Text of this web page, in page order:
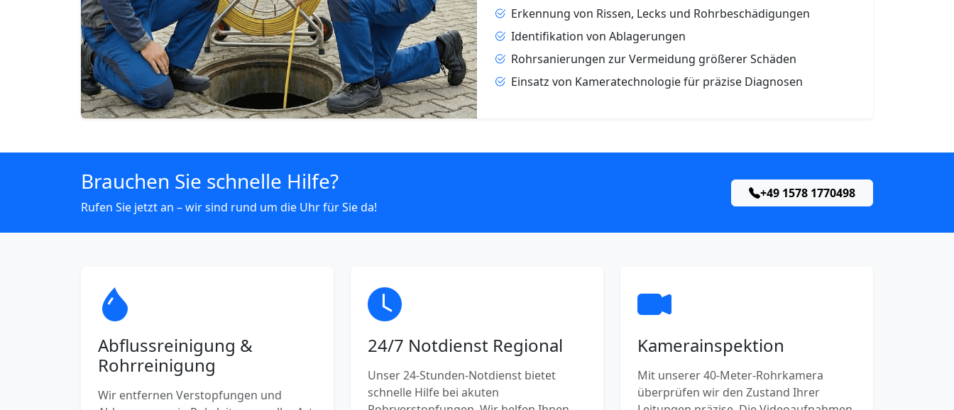
Erkennung von Rissen, Lecks und Rohrbeschädigungen
Identifikation von Ablagerungen
Rohrsanierungen zur Vermeidung größerer Schäden
Einsatz von Kameratechnologie für präzise Diagnosen
Brauchen Sie schnelle Hilfe?
Rufen Sie jetzt an – wir sind rund um die Uhr für Sie da!
+49 1578 1770498
Abflussreinigung &
Rohrreinigung
Wir entfernen Verstopfungen und
24/7 Notdienst Regional
Unser 24-Stunden-Notdienst bietet
schnelle Hilfe bei akuten
Kamerainspektion
Mit unserer 40-Meter-Rohrkamera
überprüfen wir den Zustand Ihrer